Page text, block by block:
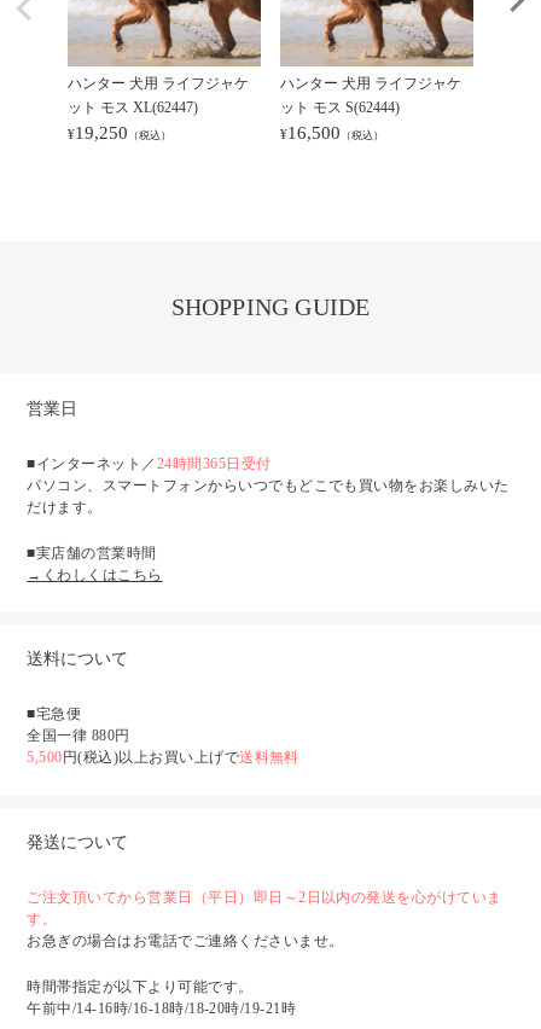
ハンター 犬用 ライフジャケ
ット モス XL(62447)
¥19,250 （税込）
ハンター 犬用 ライフジャケ
ット モス S(62444)
¥16,500 （税込）
SHOPPING GUIDE
営業日
■インターネット／ 24時間365日受付
パソコン、スマートフォンからいつでもどこでも買い物をお楽しみいた
だけます。
■実店舗の営業時間
→くわしくはこちら
送料について
■宅急便
全国一律 880円
5,500 円(税込)以上お買い上げで送料無料
発送について
ご注文頂いてから営業日（平日）即日～2日以内の発送を心がけていま
す。
お急ぎの場合はお電話でご連絡くださいませ。
時間帯指定が以下より可能です。
午前中/14-16時/16-18時/18-20時/19-21時